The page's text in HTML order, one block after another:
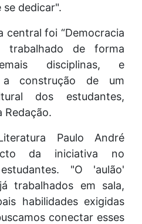
dedicar".
central foi “Democracia
trabalhado de forma
disciplinas, e
a construção de um
dos estudantes,
Redação.
Paulo André
da iniciativa no
"O 'aulão'
trabalhados em sala,
habilidades exigidas
conectar esses